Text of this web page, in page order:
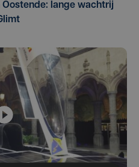
lange wachtrij